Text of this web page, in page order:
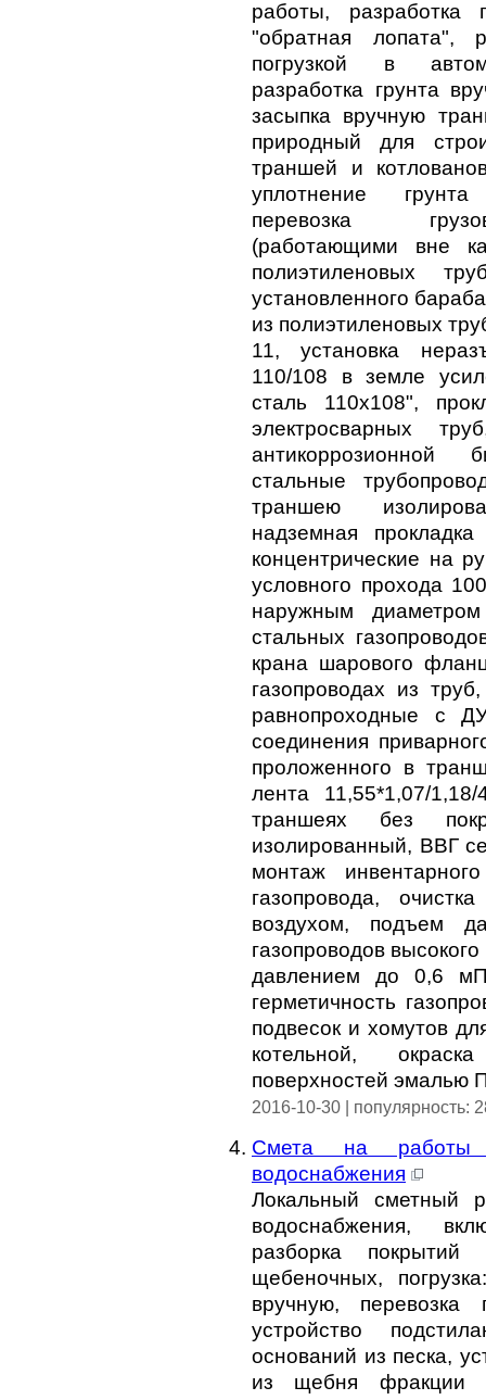
работы, разработка
"обратная лопата",
погрузкой в
разработка грунта
засыпка вручную
природный для
траншей и
уплотнение
перевозка
(работающими вне
полиэтиленовых
установленного
из полиэтиленовых
11, установка
110/108 в земле
сталь 110х108",
электросварных
антикоррозионной
стальные
траншею
надземная
концентрические на
условного прохода
наружным
стальных
крана шарового
газопроводах из
равнопроходные с
соединения
проложенного в
лента 11,55*1,07/
траншеях без
изолированный, ВВГ
монтаж
газопровода,
воздухом, подъем
газопроводов
давлением до 0,6
герметичность
подвесок и хомутов
котельной,
поверхностей эмалью
2016-10-30 | популярность:
Смета на работы
водоснабжения
Локальный сметный
водоснабжения,
разборка покрытий
щебеночных,
вручную, перевозка
устройство
оснований из песка,
из щебня фракции